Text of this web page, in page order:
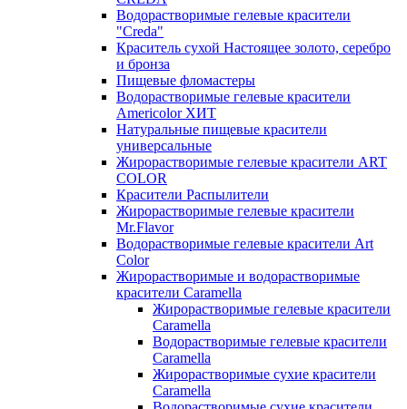
Водорастворимые гелевые красители
"Creda"
Краситель сухой Настоящее золото, серебро
и бронза
Пищевые фломастеры
Водорастворимые гелевые красители
Americolor ХИТ
Натуральные пищевые красители
универсальные
Жирорастворимые гелевые красители ART
COLOR
Красители Распылители
Жирорастворимые гелевые красители
Mr.Flavor
Водорастворимые гелевые красители Art
Color
Жирорастворимые и водорастворимые
красители Caramella
Жирорастворимые гелевые красители
Caramella
Водорастворимые гелевые красители
Caramella
Жирорастворимые сухие красители
Caramella